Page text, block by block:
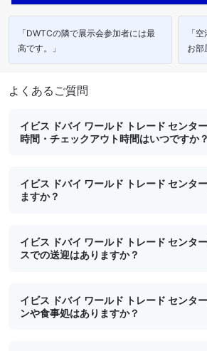
「DWTCの隣で展示会参加者には最
高です。」
「
お部
タッ
よくあるご質問
イビス ドバイ ワールド トレード センタ
時間・チェックアウト時間はいつですか？
イビス ドバイ ワールド トレード センタ
ますか？
イビス ドバイ ワールド トレード センタ
スでの送迎はありますか？
イビス ドバイ ワールド トレード センタ
ンや食事処はありますか？